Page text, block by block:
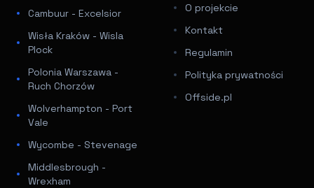
Cambuur - Excelsior
Wisła Kraków - Wisla
Plock
Polonia Warszawa -
Ruch Chorzów
Wolverhampton - Port
Vale
Wycombe - Stevenage
Middlesbrough -
Wrexham
O projekcie
Kontakt
Regulamin
Polityka prywatności
Offside.pl